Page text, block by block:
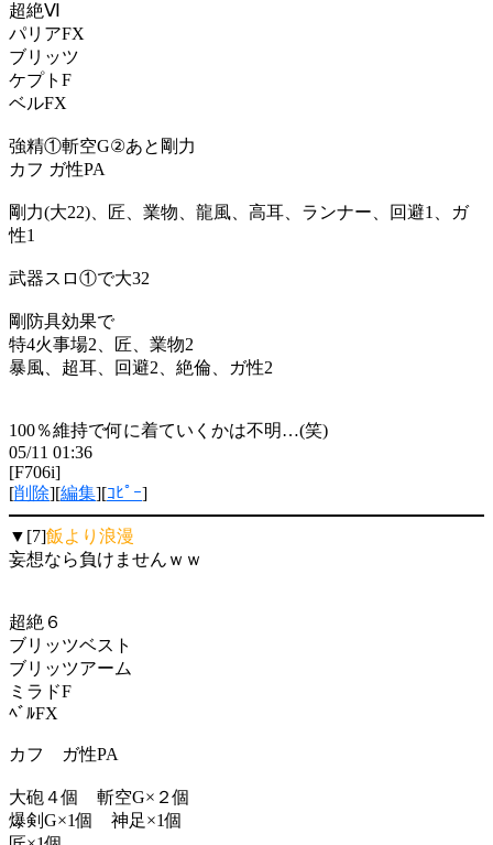
超絶Ⅵ
パリアFX
ブリッツ
ケプトF
ベルFX
強精①斬空G②あと剛力
カフ ガ性PA
剛力(大22)、匠、業物、龍風、高耳、ランナー、回避1、ガ
性1
武器スロ①で大32
剛防具効果で
特4火事場2、匠、業物2
暴風、超耳、回避2、絶倫、ガ性2
100％維持で何に着ていくかは不明…(笑)
05/11 01:36
[F706i]
[削除][編集][ｺﾋﾟｰ]
▼[7]飯より浪漫
妄想なら負けませんｗｗ
超絶６
ブリッツベスト
ブリッツアーム
ミラドF
ﾍﾞﾙFX
カフ ガ性PA
大砲４個 斬空G×２個
爆剣G×1個 神足×1個